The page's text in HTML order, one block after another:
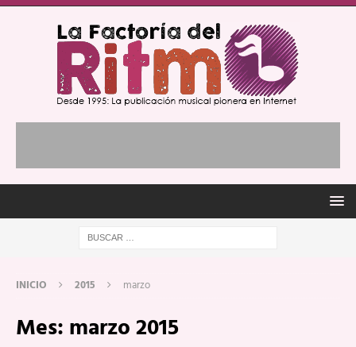
INICIO 2015 marzo
Mes: marzo 2015